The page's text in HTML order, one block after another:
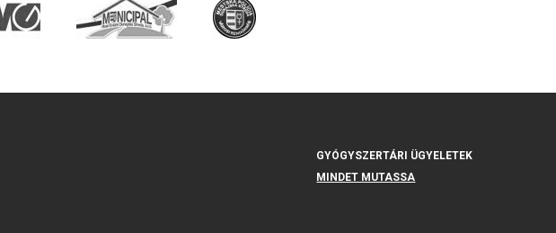
GYÓGYSZERTÁRI ÜGYELETEK
MINDET MUTASSA